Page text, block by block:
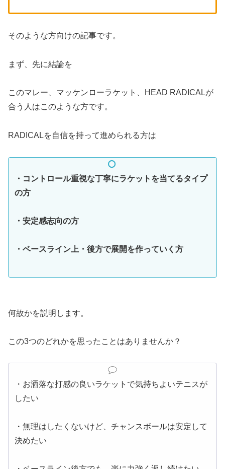
そのような方向けの記事です。
まず、先に結論を
このマレー、マッケンローラケット、HEAD RADICALが
合う人はこのような方です。
RADICALを自信を持って進められる方は
・コントロール重視な丁寧にラケットを当てるタイプ
の方
・安定感志向の方
・ベースライン上・後方で展開を作っていく方
何故かを説明します。
この3つのどれかを思ったことはありませんか？
・お洒落な打感の良いラケットで気持ちよいテニスが
したい
・無理はしたくないけど、チャンスボールは安定して
決めたい